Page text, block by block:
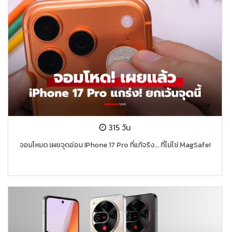
315 วัน
จอมโหมด เผยจุดอ่อน IPhone 17 Pro ที่แท้จริง... ที่ไม่ใช่ MagSafe!